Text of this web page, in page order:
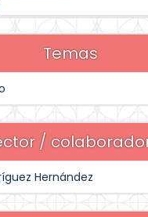
Temas
/
Hernández